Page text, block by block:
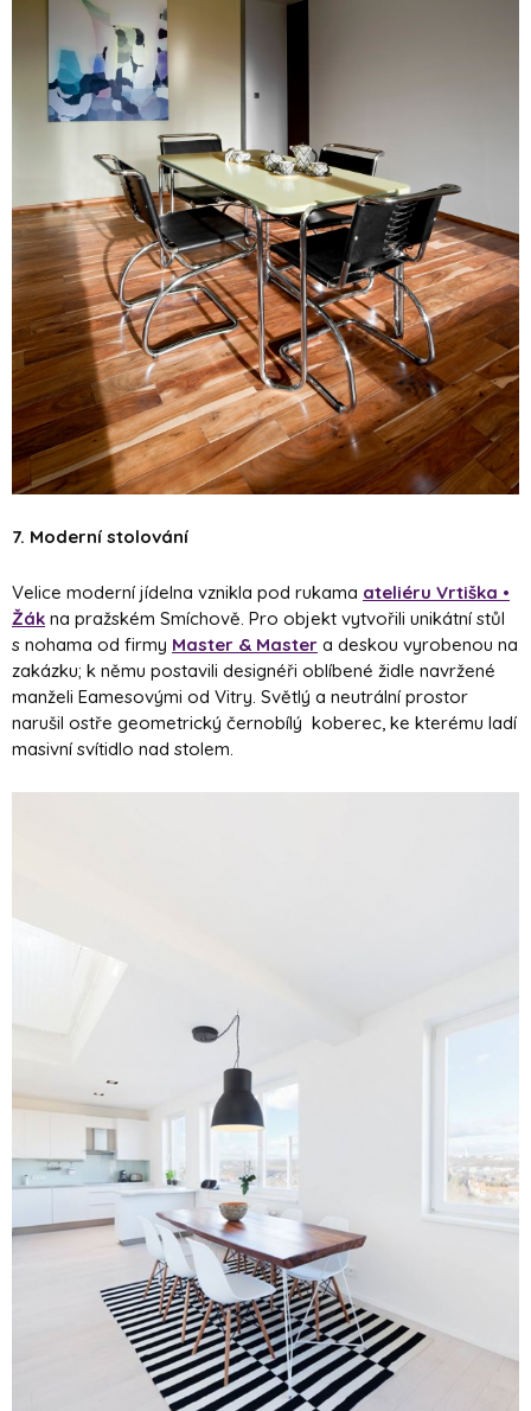
7. Moderní stolování
Velice moderní jídelna vznikla pod rukama ateliéru Vrtiška •
Žák na pražském Smíchově. Pro objekt vytvořili unikátní stůl
s nohama od firmy Master & Master a deskou vyrobenou na
zakázku; k němu postavili designéři oblíbené židle navržené
manželi Eamesovými od Vitry. Světlý a neutrální prostor
narušil ostře geometrický černobílý koberec, ke kterému ladí
masivní svítidlo nad stolem.